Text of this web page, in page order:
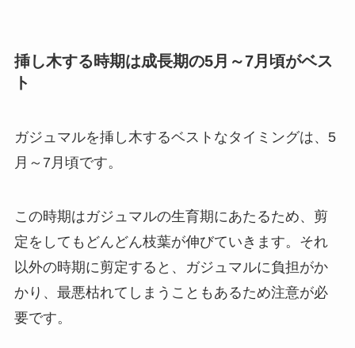
挿し木する時期は成長期の5月～7月頃がベス
ト
ガジュマルを挿し木するベストなタイミングは、5
月～7月頃です。
この時期はガジュマルの生育期にあたるため、剪
定をしてもどんどん枝葉が伸びていきます。それ
以外の時期に剪定すると、ガジュマルに負担がか
かり、最悪枯れてしまうこともあるため注意が必
要です。